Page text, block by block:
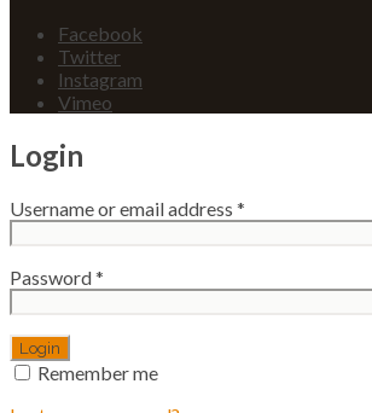
Facebook
Twitter
Instagram
Vimeo
Login
Username or email address *
Password*
Remember me